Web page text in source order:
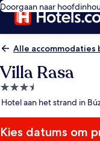
Doorgaan naar
Alle accommodaties
Villa Rasa
3.5-
sterrenaccommodatie
Hotel aan het strand in
Kies datums om